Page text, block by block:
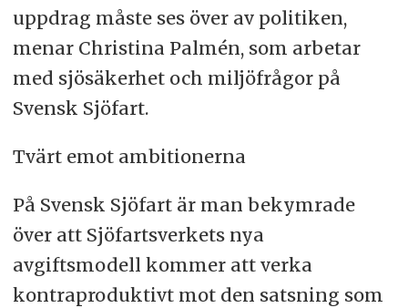
uppdrag måste ses över av politiken,
menar Christina Palmén, som arbetar
med sjösäkerhet och miljöfrågor på
Svensk Sjöfart.
Tvärt emot ambitionerna
På Svensk Sjöfart är man bekymrade
över att Sjöfartsverkets nya
avgiftsmodell kommer att verka
kontraproduktivt mot den satsning som